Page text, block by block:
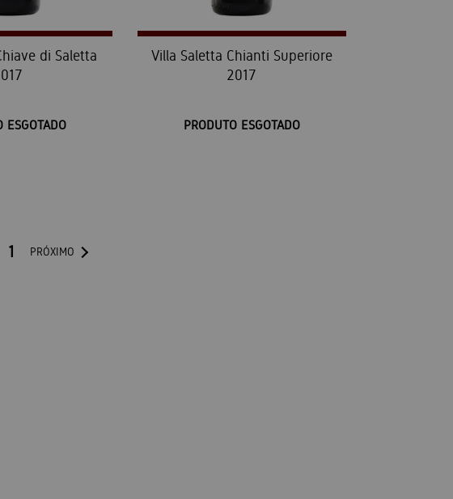
di Saletta
ESGOTADO
Villa Saletta Chianti Superiore
2017
PRODUTO ESGOTADO
1 PRÓXIMO